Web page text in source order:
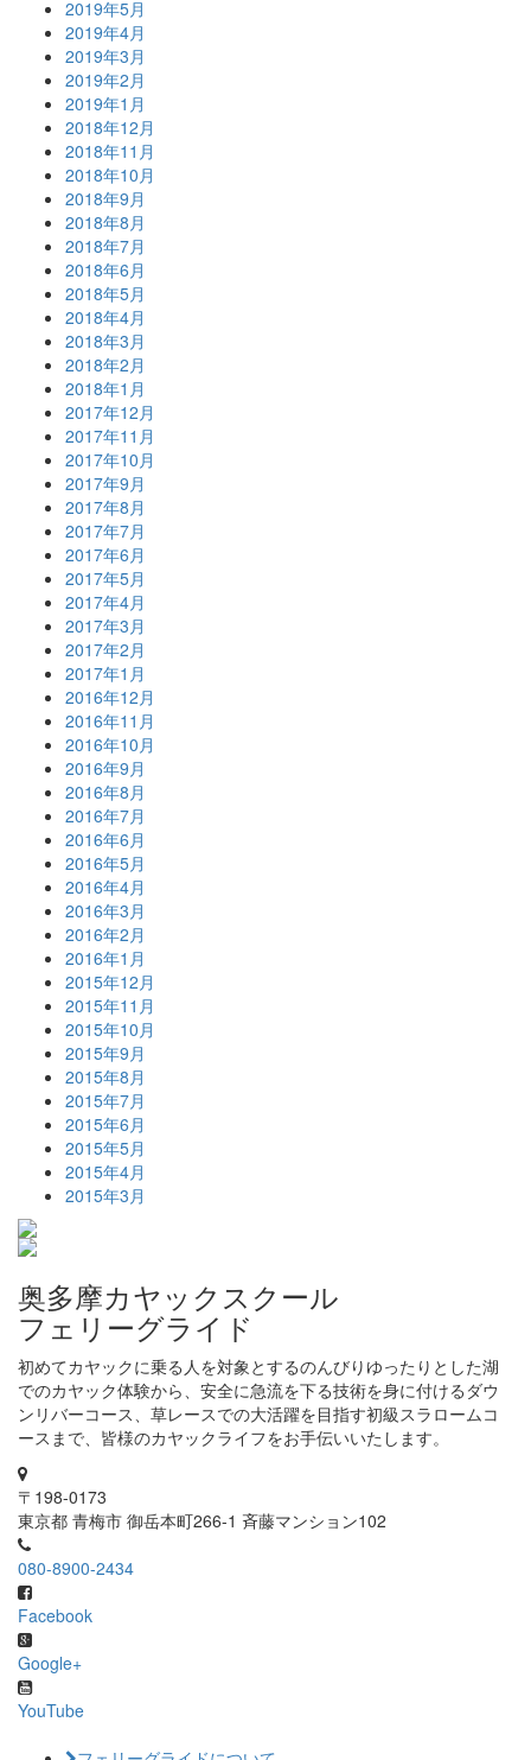
2019年5月
2019年4月
2019年3月
2019年2月
2019年1月
2018年12月
2018年11月
2018年10月
2018年9月
2018年8月
2018年7月
2018年6月
2018年5月
2018年4月
2018年3月
2018年2月
2018年1月
2017年12月
2017年11月
2017年10月
2017年9月
2017年8月
2017年7月
2017年6月
2017年5月
2017年4月
2017年3月
2017年2月
2017年1月
2016年12月
2016年11月
2016年10月
2016年9月
2016年8月
2016年7月
2016年6月
2016年5月
2016年4月
2016年3月
2016年2月
2016年1月
2015年12月
2015年11月
2015年10月
2015年9月
2015年8月
2015年7月
2015年6月
2015年5月
2015年4月
2015年3月
奥多摩カヤックスクール
フェリーグライド
初めてカヤックに乗る人を対象とするのんびりゆったりとした湖
でのカヤック体験から、安全に急流を下る技術を身に付けるダウ
ンリバーコース、草レースでの大活躍を目指す初級スラロームコ
ースまで、皆様のカヤックライフをお手伝いいたします。
〒198-0173
東京都 青梅市 御岳本町266-1 斉藤マンション102
080-8900-2434
Facebook
Google+
YouTube